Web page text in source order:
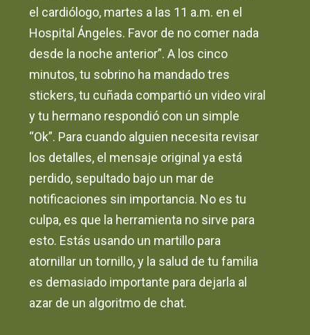
el cardiólogo, martes a las 11 a.m. en el
Hospital Ángeles. Favor de no comer nada
desde la noche anterior”. A los cinco
minutos, tu sobrino ha mandado tres
stickers, tu cuñada compartió un video viral
y tu hermano respondió con un simple
“Ok”. Para cuando alguien necesita revisar
los detalles, el mensaje original ya está
perdido, sepultado bajo un mar de
notificaciones sin importancia. No es tu
culpa, es que la herramienta no sirve para
esto. Estás usando un martillo para
atornillar un tornillo, y la salud de tu familia
es demasiado importante para dejarla al
azar de un algoritmo de chat.